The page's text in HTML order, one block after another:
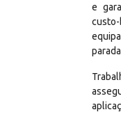
e